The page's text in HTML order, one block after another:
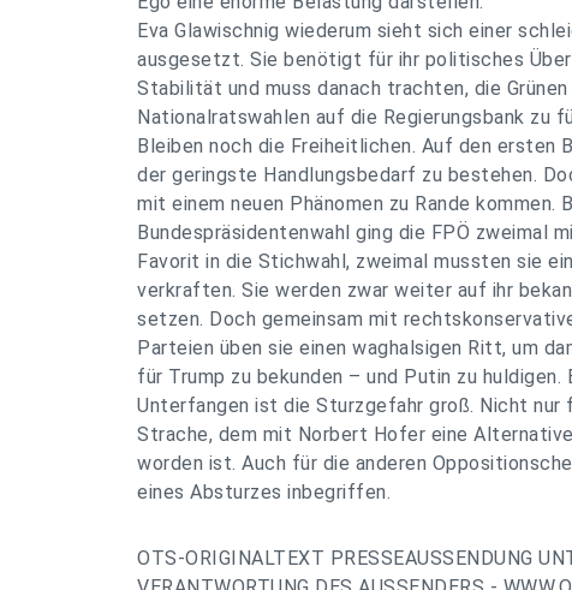
Eva Glawischnig wiederum sieht sich einer
ausgesetzt. Sie benötigt für ihr politisches
Stabilität und muss danach trachten, die
Nationalratswahlen auf die Regierungsbank zu
Bleiben noch die Freiheitlichen. Auf den ersten
der geringste Handlungsbedarf zu bestehen.
mit einem neuen Phänomen zu Rande kommen.
Bundespräsidentenwahl ging die FPÖ zweimal
Favorit in die Stichwahl, zweimal mussten sie
verkraften. Sie werden zwar weiter auf ihr
setzen. Doch gemeinsam mit
Parteien üben sie einen waghalsigen Ritt, um
für Trump zu bekunden – und Putin zu huldigen.
Unterfangen ist die Sturzgefahr groß. Nicht nur
Strache, dem mit Norbert Hofer eine
worden ist. Auch für die anderen
eines Absturzes inbegriffen.
OTS-ORIGINALTEXT PRESSEAUSSENDUNG